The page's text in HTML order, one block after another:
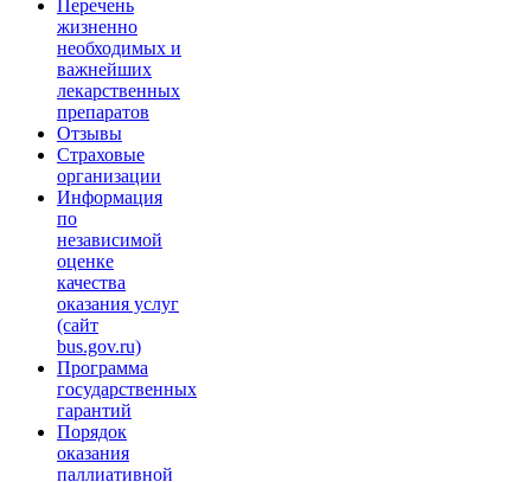
Перечень
жизненно
необходимых и
важнейших
лекарственных
препаратов
Отзывы
Страховые
организации
Информация
по
независимой
оценке
качества
оказания услуг
(сайт
bus.gov.ru)
Программа
государственных
гарантий
Порядок
оказания
паллиативной